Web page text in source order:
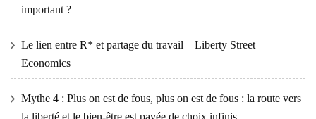
important ?
Le lien entre R* et partage du travail – Liberty Street
Economics
Mythe 4 : Plus on est de fous, plus on est de fous : la route vers
la liberté et le bien-être est pavée de choix infinis